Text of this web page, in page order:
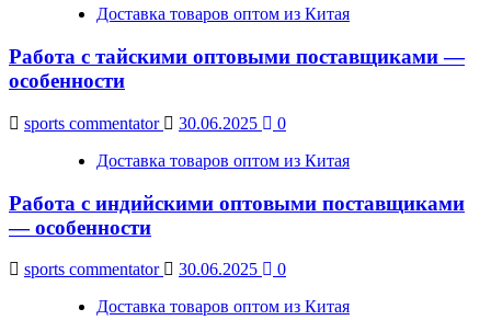
Доставка товаров оптом из Китая
Работа с тайскими оптовыми поставщиками —
особенности
sports commentator 30.06.2025
0
Доставка товаров оптом из Китая
Работа с индийскими оптовыми поставщиками
— особенности
sports commentator 30.06.2025
0
Доставка товаров оптом из Китая